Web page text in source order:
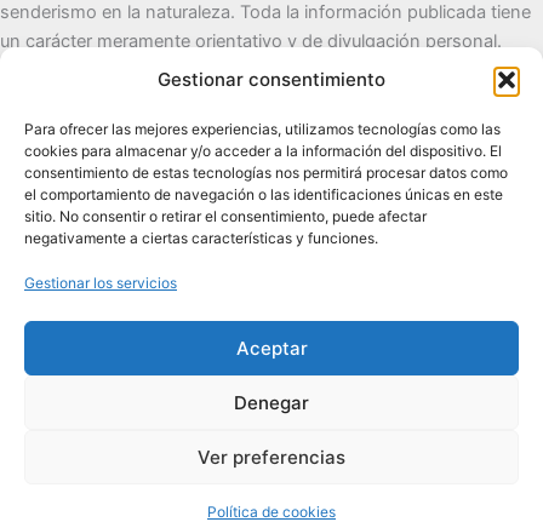
Gestionar consentimiento
Para ofrecer las mejores experiencias, utilizamos tecnologías como las
cookies para almacenar y/o acceder a la información del dispositivo. El
consentimiento de estas tecnologías nos permitirá procesar datos como
el comportamiento de navegación o las identificaciones únicas en este
sitio. No consentir o retirar el consentimiento, puede afectar
negativamente a ciertas características y funciones.
Gestionar los servicios
Aceptar
Denegar
Ver preferencias
Política de cookies
senderismo en la naturaleza. Toda la información publicada tiene
un carácter meramente orientativo y de divulgación personal.
Senderismo de autor, naturaleza y pueblos con alma.
Contacto:cuevadeldestino@gmail.com |
+34 722 32 62
1.200 en Instagram
Todos los derechos © 2026 Cueva del Destino | Funciona gracias